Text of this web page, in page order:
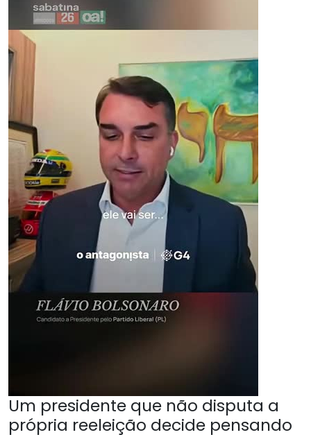
Um presidente que não disputa a
própria reeleição decide pensando